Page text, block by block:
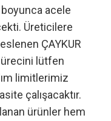
acele
Üreticilere
ÇAYKUR
lütfen
limitlerimiz
çalışacaktır.
ürünler hem